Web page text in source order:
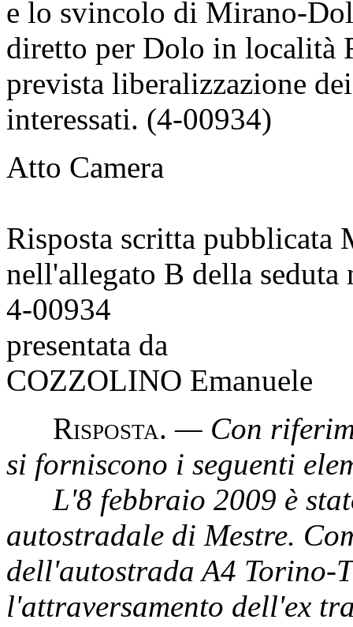
e lo svincolo di Mirano-
diretto per Dolo in località
prevista liberalizzazione
interessati. (4-00934)
Atto Camera
Risposta scritta pubblicata
nell'allegato B della seduta
4-00934
presentata da
COZZOLINO Emanuele
Risposta.— Con
si forniscono i seguenti
L'8 febbraio 2009 è
autostradale di Mestre.
dell'autostrada A4 Torino-
l'attraversamento dell'ex